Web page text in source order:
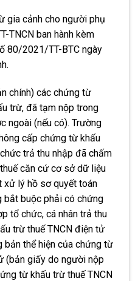
gia cảnh cho người phụ
TNCN ban hành kèm
80/2021/TT-BTC ngày
n chính) các chứng từ
trừ, đã tạm nộp trong
ngoài (nếu có). Trường
cấp chứng từ khấu
trả thu nhập đã chấm
căn cứ cơ sở dữ liệu
xử lý hồ sơ quyết toán
bắt buộc phải có chứng
tổ chức, cá nhân trả thu
trừ thuế TNCN điện tử
thể hiện của chứng từ
(bản giấy do người nộp
từ khấu trừ thuế TNCN